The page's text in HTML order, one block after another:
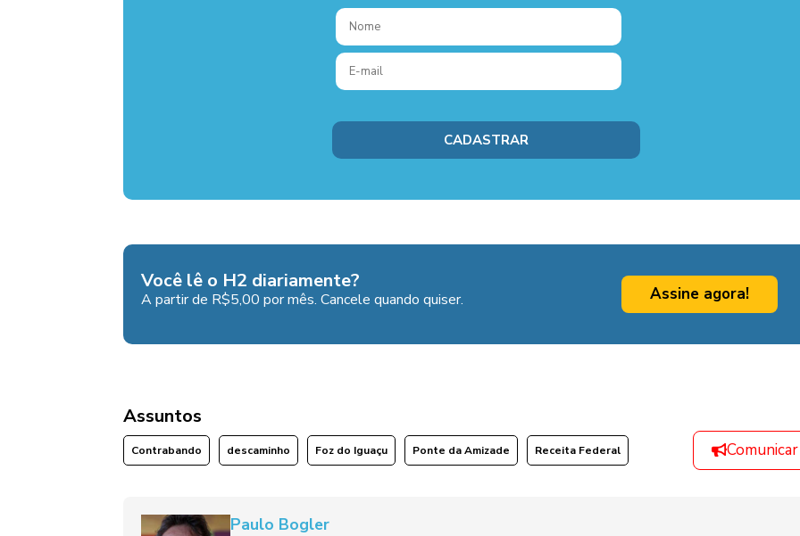
Você lê o H2 diariamente?
A partir de R$5,00 por mês. Cancele quando quiser. Assine agora!
Assuntos
Contrabando descaminho Foz do Iguaçu Ponte da Amizade Receita Federal
Paulo Bogler